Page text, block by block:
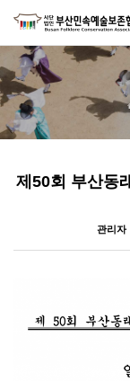
제50회 부산동
관리자